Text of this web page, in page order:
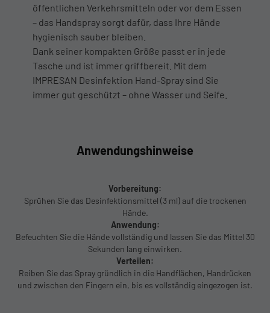
öffentlichen Verkehrsmitteln oder vor dem Essen
– das Handspray sorgt dafür, dass Ihre Hände
hygienisch sauber bleiben.
Dank seiner kompakten Größe passt er in jede
Tasche und ist immer griffbereit. Mit dem
IMPRESAN Desinfektion Hand-Spray sind Sie
immer gut geschützt – ohne Wasser und Seife.
Anwendungshinweise
Vorbereitung:
Sprühen Sie das Desinfektionsmittel (3 ml) auf die trockenen
Hände.
Anwendung:
Befeuchten Sie die Hände vollständig und lassen Sie das Mittel 30
Sekunden lang einwirken.
Verteilen:
Reiben Sie das Spray gründlich in die Handflächen, Handrücken
und zwischen den Fingern ein, bis es vollständig eingezogen ist.